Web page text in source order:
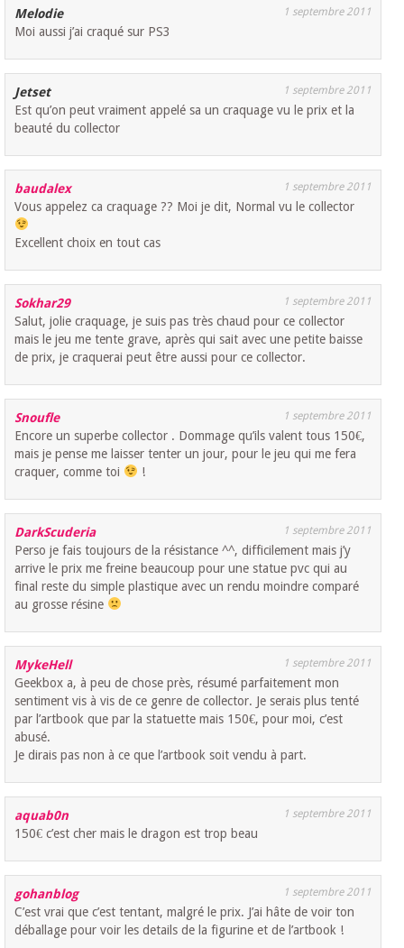
Melodie 1 septembre 2011
Moi aussi j’ai craqué sur PS3
Jetset 1 septembre 2011
Est qu’on peut vraiment appelé sa un craquage vu le prix et la
beauté du collector
baudalex 1 septembre 2011
Vous appelez ca craquage ?? Moi je dit, Normal vu le collector
Excellent choix en tout cas
Sokhar29 1 septembre 2011
Salut, jolie craquage, je suis pas très chaud pour ce collector
mais le jeu me tente grave, après qui sait avec une petite baisse
de prix, je craquerai peut être aussi pour ce collector.
Snoufle 1 septembre 2011
Encore un superbe collector . Dommage qu’ils valent tous 150€,
mais je pense me laisser tenter un jour, pour le jeu qui me fera
craquer, comme toi
!
DarkScuderia 1 septembre 2011
Perso je fais toujours de la résistance ^^, difficilement mais j’y
arrive le prix me freine beaucoup pour une statue pvc qui au
final reste du simple plastique avec un rendu moindre comparé
au grosse résine
MykeHell 1 septembre 2011
Geekbox a, à peu de chose près, résumé parfaitement mon
sentiment vis à vis de ce genre de collector. Je serais plus tenté
par l’artbook que par la statuette mais 150€, pour moi, c’est
abusé.
Je dirais pas non à ce que l’artbook soit vendu à part.
aquab0n 1 septembre 2011
150€ c’est cher mais le dragon est trop beau
gohanblog 1 septembre 2011
C’est vrai que c’est tentant, malgré le prix. J’ai hâte de voir ton
déballage pour voir les details de la figurine et de l’artbook !